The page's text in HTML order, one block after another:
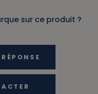
sur ce produit ?